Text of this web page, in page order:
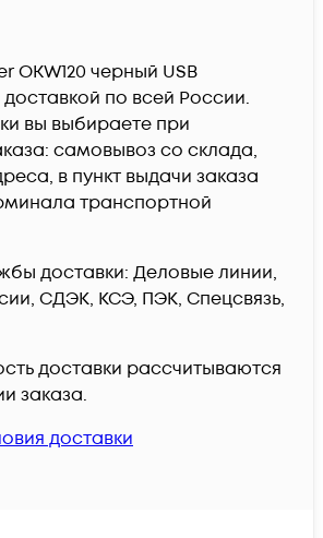
OKW120 черный USB
доставкой по всей России.
вы выбираете при
самовывоз со склада,
в пункт выдачи заказа
транспортной
доставки: Деловые линии,
СДЭК, КСЭ, ПЭК, Спецсвязь,
доставки рассчитываются
заказа.
доставки